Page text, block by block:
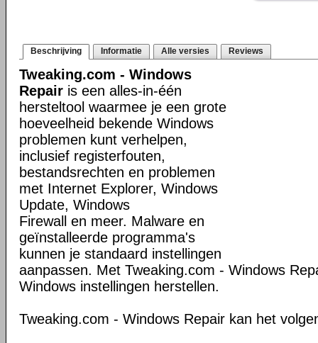
Beschrijving Informatie Alle versies Reviews
Tweaking.com - Windows
Repair is een alles-in-één
hersteltool waarmee je een grote
hoeveelheid bekende Windows
problemen kunt verhelpen,
inclusief registerfouten,
bestandsrechten en problemen
met Internet Explorer, Windows
Update, Windows
Firewall en meer. Malware en
geïnstalleerde programma's
kunnen je standaard instellingen
aanpassen. Met Tweaking.com - Windows
Windows instellingen herstellen.
Tweaking.com - Windows Repair kan het